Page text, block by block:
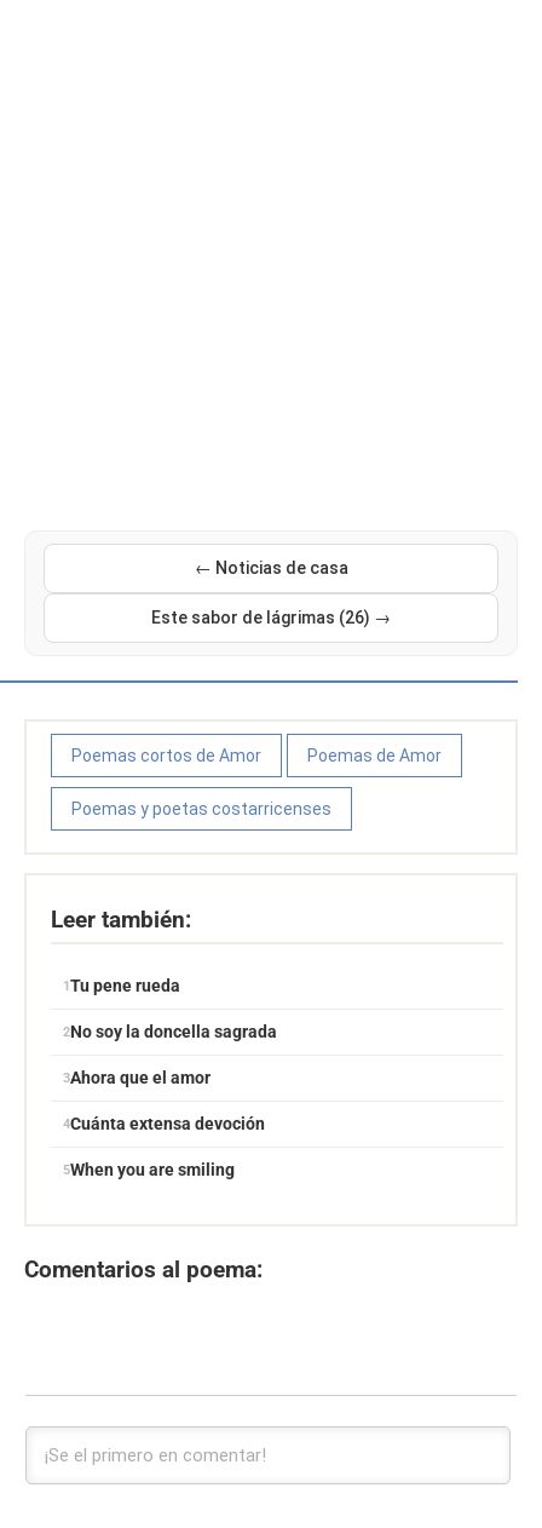
← Noticias de casa
Este sabor de lágrimas (26) →
Poemas cortos de Amor Poemas de Amor
Poemas y poetas costarricenses
Leer también:
Tu pene rueda
No soy la doncella sagrada
Ahora que el amor
Cuánta extensa devoción
When you are smiling
Comentarios al poema: